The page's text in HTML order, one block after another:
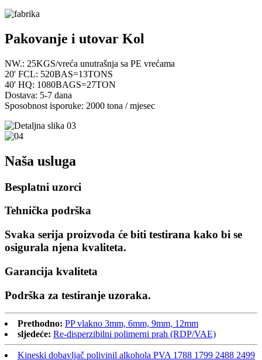
Pakovanje i utovar Kol
NW.: 25KGS/vreća unutrašnja sa PE vrećama
20' FCL: 520BAS=13TONS
40' HQ: 1080BAGS=27TON
Dostava: 5-7 dana
Sposobnost isporuke: 2000 tona / mjesec
Naša usluga
Besplatni uzorci
Tehnička podrška
Svaka serija proizvoda će biti testirana kako bi se
osigurala njena kvaliteta.
Garancija kvaliteta
Podrška za testiranje uzoraka.
Prethodno: PP vlakno 3mm, 6mm, 9mm, 12mm
sljedeće: Re-disperzibilni polimerni prah (RDP/VAE)
Kineski dobavljač polivinil alkohola PVA 1788 1799 2488 2499